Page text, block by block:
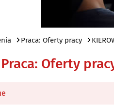
Praca: Oferty pracy
Praca: Oferty